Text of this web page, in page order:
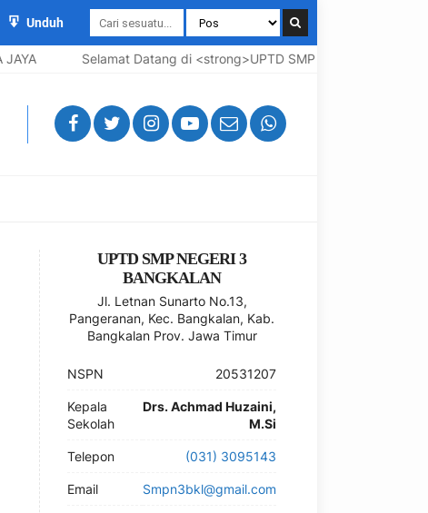
Unduh
Selamat Datang di <strong>UPTD SMP Negeri 3 Bangkalan</
UPTD SMP NEGERI 3
BANGKALAN
Jl. Letnan Sunarto No.13,
Pangeranan, Kec. Bangkalan, Kab.
Bangkalan Prov. Jawa Timur
NSPN 20531207
Kepala
Sekolah
Drs. Achmad Huzaini,
M.Si
Telepon (031) 3095143
Email Smpn3bkl@gmail.com